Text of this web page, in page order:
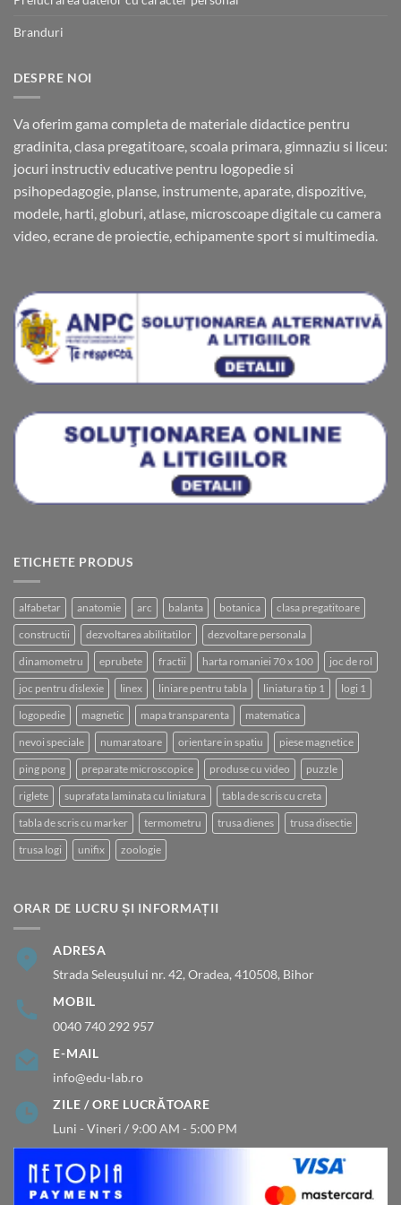
Branduri
DESPRE NOI
Va oferim gama completa de materiale didactice pentru
gradinita, clasa pregatitoare, scoala primara, gimnaziu si liceu:
jocuri instructiv educative pentru logopedie si
psihopedagogie, planse, instrumente, aparate, dispozitive,
modele, harti, globuri, atlase, microscoape digitale cu camera
video, ecrane de proiectie, echipamente sport si multimedia.
ETICHETE PRODUS
alfabetar anatomie arc balanta botanica clasa pregatitoare
constructii dezvoltarea abilitatilor dezvoltare personala
dinamometru eprubete fractii harta romaniei 70 x 100 joc de rol
joc pentru dislexie linex liniare pentru tabla liniatura tip 1 logi 1
logopedie magnetic mapa transparenta matematica
nevoi speciale numaratoare orientare in spatiu piese magnetice
ping pong preparate microscopice produse cu video puzzle
riglete suprafata laminata cu liniatura tabla de scris cu creta
tabla de scris cu marker termometru trusa dienes trusa disectie
trusa logi unifix zoologie
ORAR DE LUCRU ȘI INFORMAȚII
ADRESA
Strada Seleușului nr. 42, Oradea, 410508, Bihor
MOBIL
0040 740 292 957
E-MAIL
info@edu-lab.ro
ZILE / ORE LUCRĂTOARE
Luni - Vineri / 9:00 AM - 5:00 PM